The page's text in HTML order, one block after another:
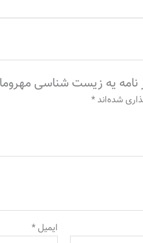
نامه یه زیست شناسی
شده‌اند*
ایمیل*